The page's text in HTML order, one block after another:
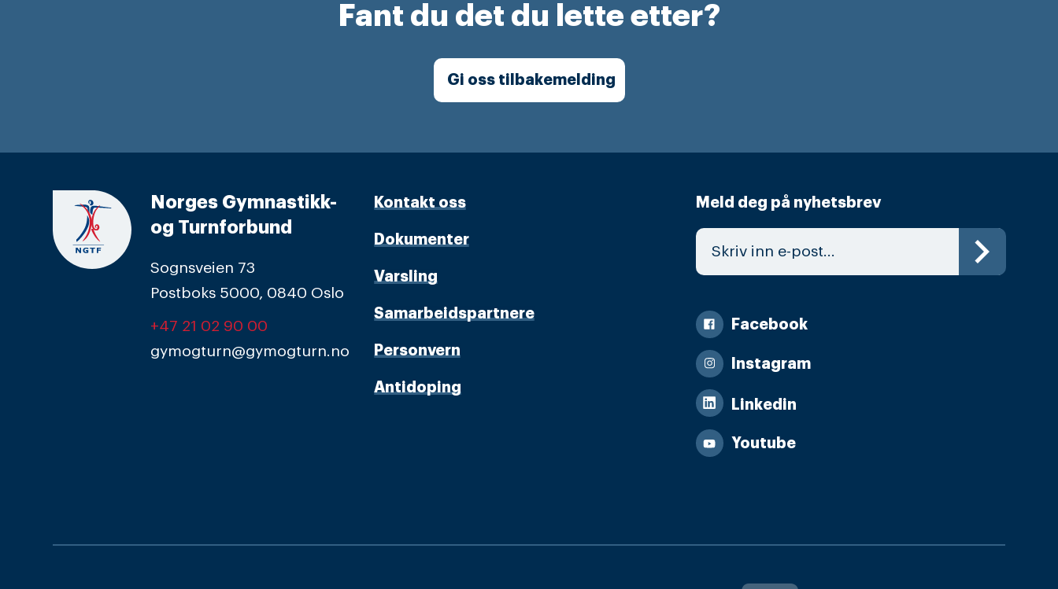
Fant du det du lette etter?
Gi oss tilbakemelding
Norges Gymnastikk-
og Turnforbund
Sognsveien 73
Postboks 5000, 0840 Oslo
+47 21 02 90 00
gymogturn@gymogturn.no
Kontakt oss
Dokumenter
Varsling
Samarbeidspartnere
Personvern
Antidoping
Meld deg på nyhetsbrev
Facebook
Instagram
Linkedin
Youtube